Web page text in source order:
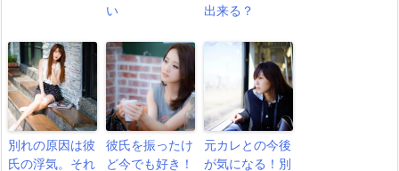
い
出来る？
別れの原因は彼
氏の浮気。それ
彼氏を振ったけ
ど今でも好き！
元カレとの今後
が気になる！別